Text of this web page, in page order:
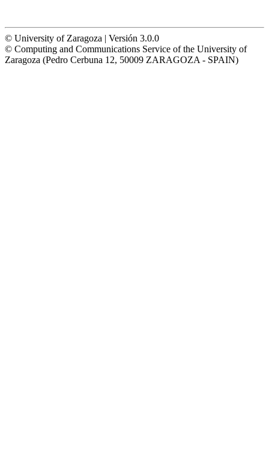
© University of Zaragoza | Versión 3.0.0
© Computing and Communications Service of the University of
Zaragoza (Pedro Cerbuna 12, 50009 ZARAGOZA - SPAIN)